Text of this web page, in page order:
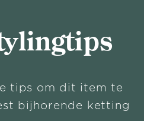
tips om dit item te
bijhorende ketting